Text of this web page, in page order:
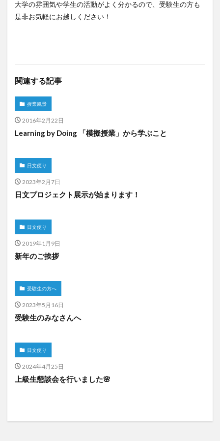
大学の雰囲気や学生の活動がよく分かるので、受験生の方も
是非お気軽にお越しください！
関連する記事
授業風景
2016年2月22日
Learning by Doing 「模擬授業」から学ぶこと
日文便り
2023年2月7日
日文プロジェクト展示が始まります！
日文便り
2019年1月9日
新年のご挨拶
受験生の方へ
2023年5月16日
受験生のみなさんへ
日文便り
2024年4月25日
上級生懇談会を行いました🌸